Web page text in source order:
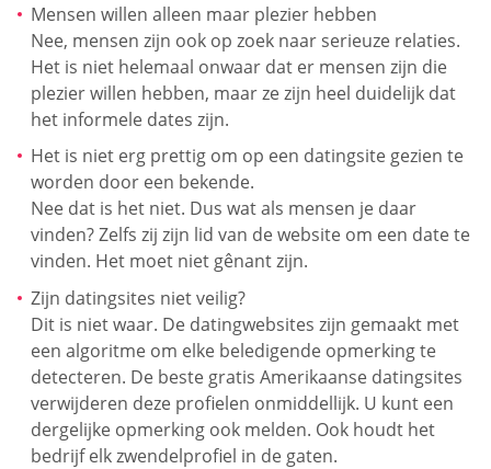
Mensen willen alleen maar plezier hebben
Nee, mensen zijn ook op zoek naar serieuze relaties.
Het is niet helemaal onwaar dat er mensen zijn die
plezier willen hebben, maar ze zijn heel duidelijk dat
het informele dates zijn.
Het is niet erg prettig om op een datingsite gezien te
worden door een bekende.
Nee dat is het niet. Dus wat als mensen je daar
vinden? Zelfs zij zijn lid van de website om een date te
vinden. Het moet niet gênant zijn.
Zijn datingsites niet veilig?
Dit is niet waar. De datingwebsites zijn gemaakt met
een algoritme om elke beledigende opmerking te
detecteren. De beste gratis Amerikaanse datingsites
verwijderen deze profielen onmiddellijk. U kunt een
dergelijke opmerking ook melden. Ook houdt het
bedrijf elk zwendelprofiel in de gaten.